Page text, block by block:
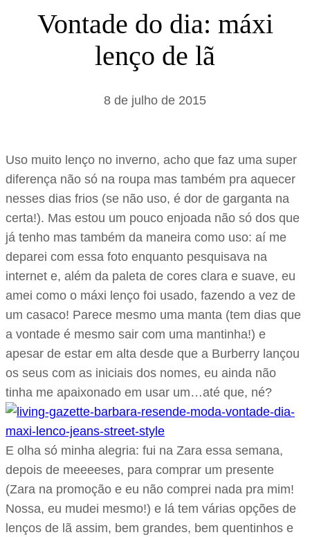
Vontade do dia: máxi
lenço de lã
8 de julho de 2015
Uso muito lenço no inverno, acho que faz uma super
diferença não só na roupa mas também pra aquecer
nesses dias frios (se não uso, é dor de garganta na
certa!). Mas estou um pouco enjoada não só dos que
já tenho mas também da maneira como uso: aí me
deparei com essa foto enquanto pesquisava na
internet e, além da paleta de cores clara e suave, eu
amei como o máxi lenço foi usado, fazendo a vez de
um casaco! Parece mesmo uma manta (tem dias que
a vontade é mesmo sair com uma mantinha!) e
apesar de estar em alta desde que a Burberry lançou
os seus com as iniciais dos nomes, eu ainda não
tinha me apaixonado em usar um…até que, né?
E olha só minha alegria: fui na Zara essa semana,
depois de meeeeses, para comprar um presente
(Zara na promoção e eu não comprei nada pra mim!
Nossa, eu mudei mesmo!) e lá tem várias opções de
lenços de lã assim, bem grandes, bem quentinhos e